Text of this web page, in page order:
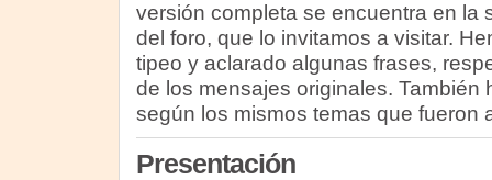
versión completa se encuentra en la
del foro, que lo invitamos a visitar.
tipeo y aclarado algunas frases,
de los mensajes originales. También
según los mismos temas que fueron
Presentación